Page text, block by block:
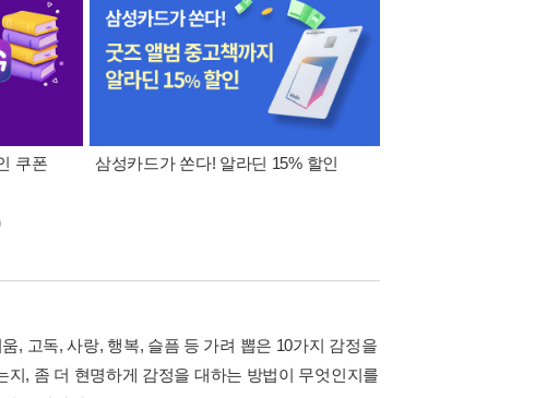
쿠폰 삼성카드가 쏜다! 알라딘 15% 할인
, 고독, 사랑, 행복, 슬픔 등 가려 뽑은 10가지 감정을
, 좀 더 현명하게 감정을 대하는 방법이 무엇인지를